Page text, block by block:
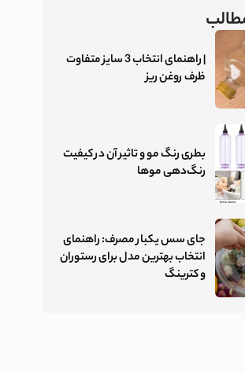
| راهنمای انتخاب 3 سایز متفاوت
ظرف روغن ریز
بطری رنگ مو و تاثیر آن در کیفیت
رنگ‌دهی موها
جای سس یکبار مصرف: راهنمای
انتخاب بهترین مدل برای رستوران
و کترینگ